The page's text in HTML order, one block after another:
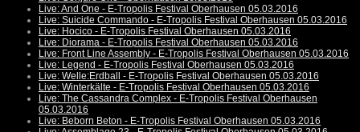
Live: And One - E-Tropolis Festival Oberhausen 05.03.2016
Live: Suicide Commando - E-Tropolis Festival Oberhausen 05.03.2016
Live: Hocico - E-Tropolis Festival Oberhausen 05.03.2016
Live: Diorama - E-Tropolis Festival Oberhausen 05.03.2016
Live: Front Line Assembly - E-Tropolis Festival Oberhausen 05.03.2016
Live: Legend - E-Tropolis Festival Oberhausen 05.03.2016
Live: Welle:Erdball - E-Tropolis Festival Oberhausen 05.03.2016
Live: Winterkälte - E-Tropolis Festival Oberhausen 05.03.2016
Live: The Cassandra Complex - E-Tropolis Festival Oberhausen
05.03.2016
Live: Beborn Beton - E-Tropolis Festival Oberhausen 05.03.2016